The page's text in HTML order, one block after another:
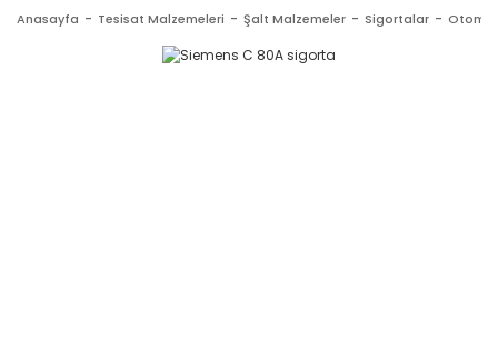
Anasayfa Tesisat Malzemeleri Şalt Malzemeler Sigortalar